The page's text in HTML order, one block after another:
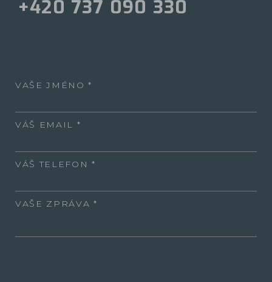
+420 737 090 330
VAŠE JMÉNO
VÁŠ EMAIL
VÁŠ TELEFON
VAŠE ZPRÁVA